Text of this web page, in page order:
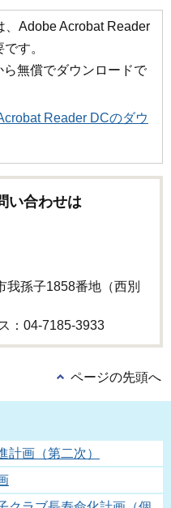
、Adobe Acrobat Reader
す。
無償でダウンロードで
Reader DCのダウ
い合わせは
孫子1858番地（西別
：04-7185-3933
ページの先頭へ
計画（第二次）